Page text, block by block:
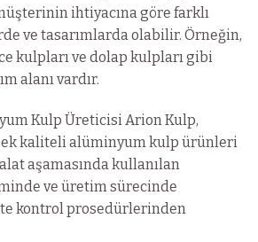
ihtiyacına göre farklı
ve tasarımlarda olabilir. Örneğin,
kulpları ve dolap kulpları gibi
alanı vardır.
Kulp Üreticisi Arion Kulp,
kaliteli alüminyum kulp ürünleri
aşamasında kullanılan
ve üretim sürecinde
kontrol prosedürlerinden